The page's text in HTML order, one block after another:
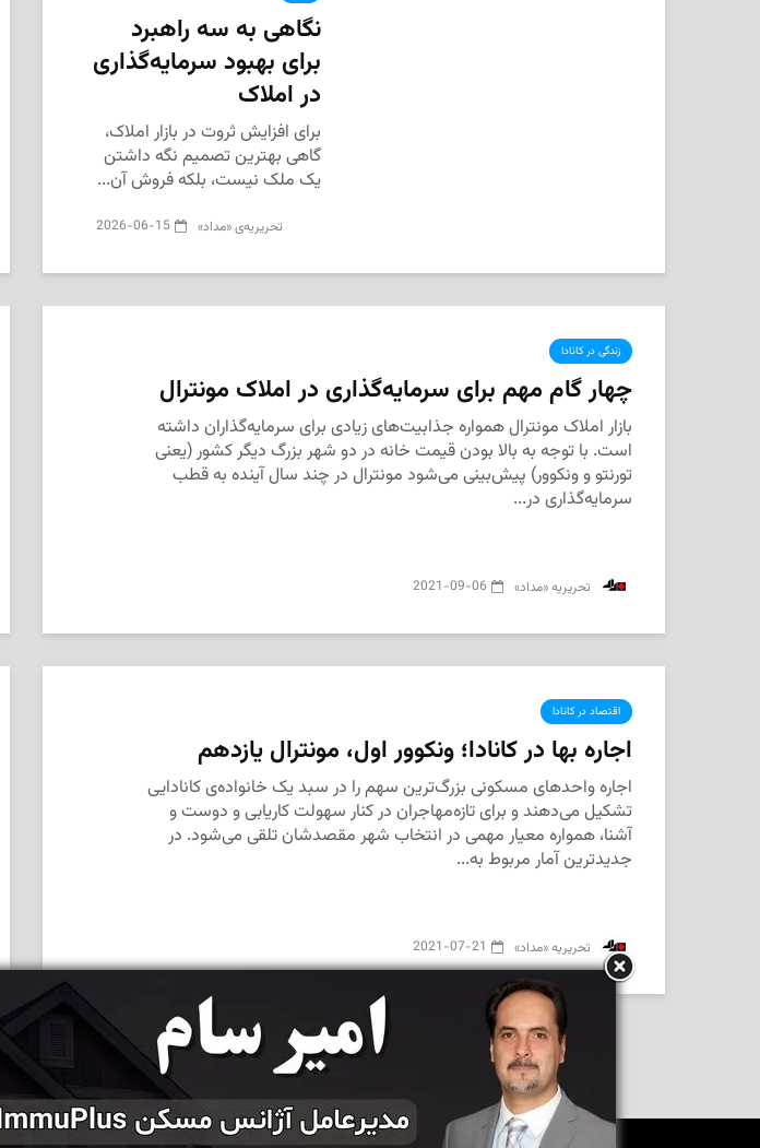
نگاهی به سه راهبرد
برای بهبود سرمایه‌گذاری
در املاک
برای افزایش ثروت در بازار املاک،
گاهی بهترین تصمیم نگه داشتن
یک ملک نیست، بلکه فروش آن...
تحریریه‌ی «مداد» 2026-06-15
زندگی در کانادا
چهار گام مهم برای سرمایه‌گذاری در املاک مونترال
بازار املاک مونترال همواره جذابیت‌های زیادی برای سرمایه‌گذاران داشته
است. با توجه به بالا بودن قیمت خانه در دو شهر بزرگ دیگر کشور (یعنی
تورنتو و ونکوور) پیش‌بینی می‌شود مونترال در چند سال آینده به قطب
سرمایه‌گذاری در...
‌ تحریریه «مداد» 2021-09-06
اقتصاد در کانادا
اجاره بها در کانادا؛ ونکوور اول، مونترال یازدهم
اجاره واحدهای مسکونی بزرگ‌ترین سهم را در سبد یک خانواده‌ی کانادایی
تشکیل می‌دهند و برای تازه‌مهاجران در کنار سهولت کاریابی و دوست و
آشنا، همواره معیار مهمی در انتخاب شهر مقصدشان تلقی می‌شود. در
جدیدترین آمار مربوط به...
‌ تحریریه «مداد» 2021-07-21
مداد، مجله